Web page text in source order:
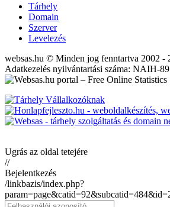
Tárhely
Domain
Szerver
Levelezés
websas.hu © Minden jog fenntartva 2002 -
Adatkezelés nyilvántartási száma: NAIH-
Ugrás az oldal tetejére
//
Bejelentkezés
/linkbazis/index.php?